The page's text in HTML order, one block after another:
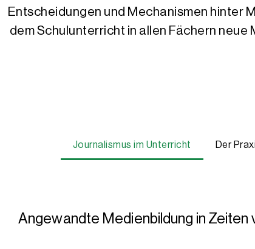
Entscheidungen und Mechanismen hinter
dem Schulunterricht in allen Fächern
Journalismus im Unterricht Der
Angewandte Medienbildung in Zeiten